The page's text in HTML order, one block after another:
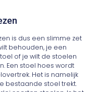
is dus een slimme zet
behouden, je een
of je wilt de stoelen
Een stoel hoes wordt
Het is namelijk
bestaande stoel trekt.